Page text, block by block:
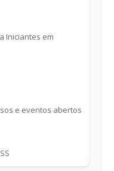
Iniciantes em
e eventos abertos